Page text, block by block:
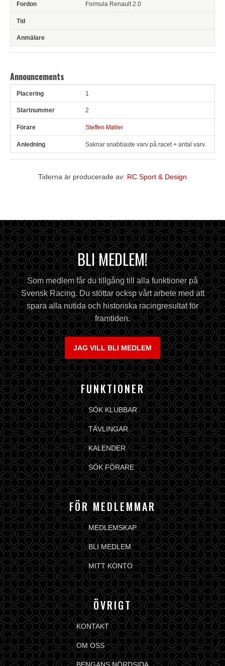
Formula Renault 2.0
Announcements
Pl Snr 1
2
Steffen Møller
Saknar snabbaste varv på racet + antal varv.
Tiderna är producerade av: RC Sport & Design
BLI MEDLEM!
Som medlem får du tillgång till alla funktioner på
Svensk Racing. Du stöttar ocksp vårt arbete med att
spara alla nutida och historiska racingresultat för
framtiden.
JAG VILL BLI MEDLEM
FUNKTIONER
SÖK KLUBBAR
TÄVLINGAR
KALENDER
SÖK FÖRARE
FÖR MEDLEMMAR
MEDLEMSKAP
BLI MEDLEM
MITT KONTO
ÖVRIGT
KONTAKT
OM OSS